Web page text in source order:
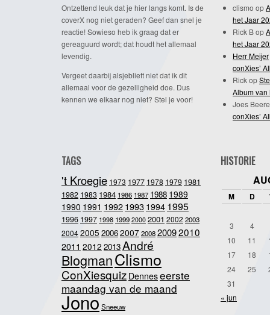
Ontzettend leuk dat je hier langs komt. Is de
coverX nog niet geraden? Geef dan snel je
reactie! Sowieso heb ik graag dat er
gereaguurd wordt; dat houdt het allemaal
levendig.
Vergeet daarbij alsjeblieft niet dat ik dit
allemaal voor de gezelligheid doe. Dus
kennen we elkaar nog niet? Stel je voor!
clismo op
het Jaar
Rick Bop
het Jaar
Herr Meijer
conXies’
Rickop
Album van
Joes
conXies’
TAGS
't Kroegie 1973 1977 1978 1979 1981
1982 1983 1984 1986 1987 1988 1989
1990 1991 19921993 1994 1995
1996 1997 1998 1999 2000 2001 2002 2003
20042005 20062007200820092010
2011 2012 2013André
BlogmanClismo
ConXiesquiz Denneseerste
maandag van de maand
JonoSneeuw
HISTORIE
M D
3
4
10
11
17
18
24
25
31
« jun